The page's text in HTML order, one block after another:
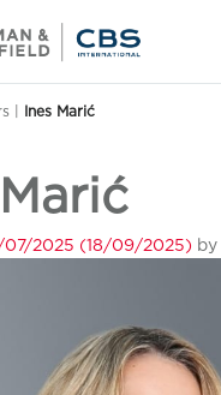
Ines Marić
07/2025 (18/09/2025) by